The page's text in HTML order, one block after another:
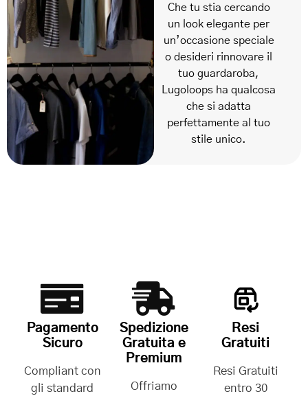
Che tu stia cercando
un look elegante per
un’occasione speciale
o desideri rinnovare il
tuo guardaroba,
Lugoloops ha qualcosa
che si adatta
perfettamente al tuo
stile unico.
Pagamento
Sicuro
Compliant con
gli standard
Spedizione
Gratuita e
Premium
Offriamo
Resi
Gratuiti
Resi Gratuiti
entro 30